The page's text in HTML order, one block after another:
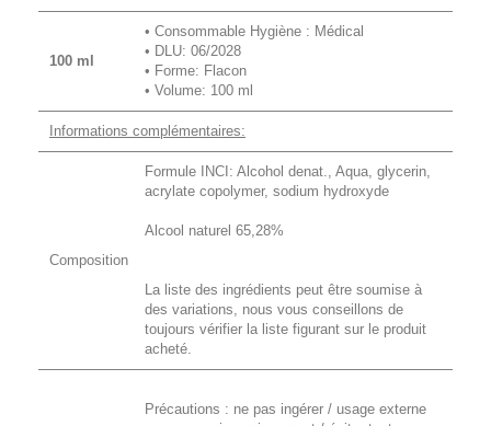
100 ml
• Consommable Hygiène : Médical
• DLU: 06/2028
• Forme: Flacon
• Volume: 100 ml
Informations complémentaires:
Composition
Formule INCI: Alcohol denat., Aqua, glycerin,
acrylate copolymer, sodium hydroxyde
Alcool naturel 65,28%
La liste des ingrédients peut être soumise à
des variations, nous vous conseillons de
toujours vérifier la liste figurant sur le produit
acheté.
Précautions : ne pas ingérer / usage externe